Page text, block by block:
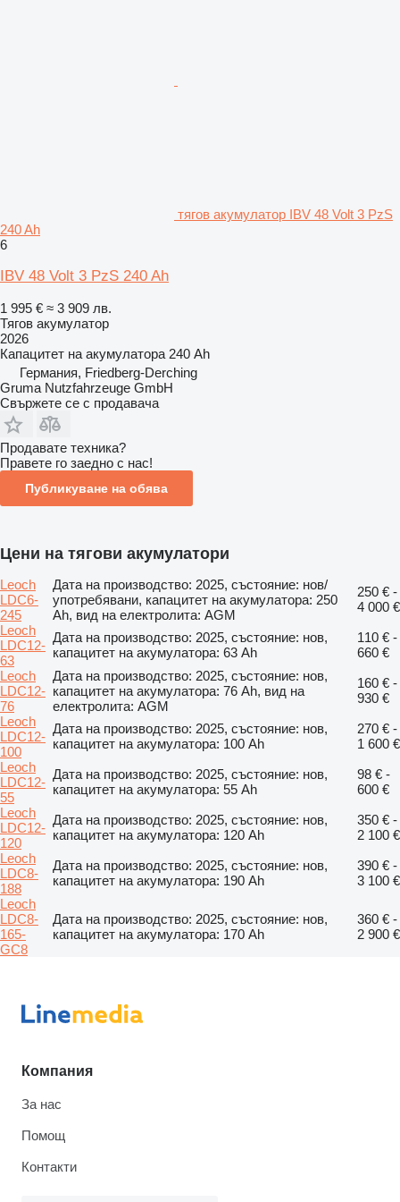
тягов акумулатор IBV 48 Volt 3 PzS
240 Ah
6
IBV 48 Volt 3 PzS 240 Ah
1 995 € ≈ 3 909 лв.
Тягов акумулатор
2026
Капацитет на акумулатора 240 Ah
Германия, Friedberg-Derching
Gruma Nutzfahrzeuge GmbH
Свържете се с продавача
Продавате техника?
Правете го заедно с нас!
Публикуване на обява
Цени на тягови акумулатори
Leoch
LDC6-
245
Дата на производство: 2025, състояние: нов/
употребявани, капацитет на акумулатора: 250
Ah, вид на електролита: AGM
250 € -
4 000 €
Leoch
LDC12-
63
Дата на производство: 2025, състояние: нов,
капацитет на акумулатора: 63 Ah
110 € -
660 €
Leoch
LDC12-
76
Дата на производство: 2025, състояние: нов,
капацитет на акумулатора: 76 Ah, вид на
електролита: AGM
160 € -
930 €
Leoch
LDC12-
100
Дата на производство: 2025, състояние: нов,
капацитет на акумулатора: 100 Ah
270 € -
1 600 €
Leoch
LDC12-
55
Дата на производство: 2025, състояние: нов,
капацитет на акумулатора: 55 Ah
98 € -
600 €
Leoch
LDC12-
120
Дата на производство: 2025, състояние: нов,
капацитет на акумулатора: 120 Ah
350 € -
2 100 €
Leoch
LDC8-
188
Дата на производство: 2025, състояние: нов,
капацитет на акумулатора: 190 Ah
390 € -
3 100 €
Leoch
LDC8-
165-
GC8
Дата на производство: 2025, състояние: нов,
капацитет на акумулатора: 170 Ah
360 € -
2 900 €
Компания
За нас
Помощ
Контакти